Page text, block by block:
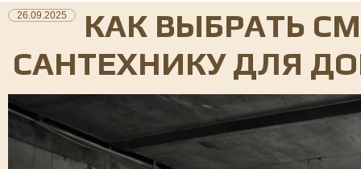
26.09.2025
КАК ВЫБРАТЬ
САНТЕХНИКУ ДЛЯ